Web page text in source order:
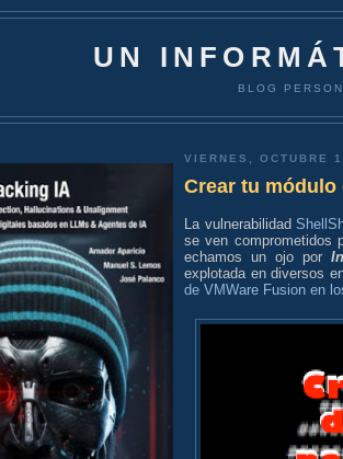
UN
BLOG
VIERNES, OCTUBRE
Crear tu módulo
La vulnerabilidad
se ven comprometidos
echamos un ojo por
explotada en diversos
de VMWare Fusion en